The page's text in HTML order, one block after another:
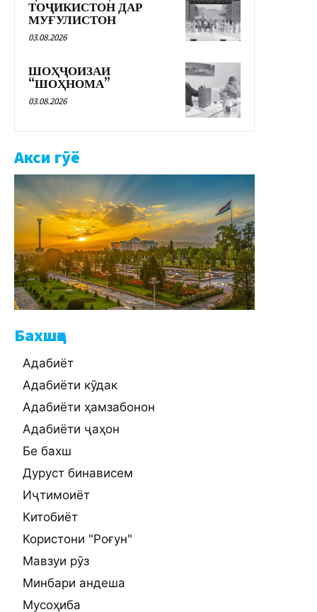
ТОҶИКИСТОН ДАР
МУҒУЛИСТОН
03.08.2026
ШОҲҶОИЗАИ
“ШОҲНОМА”
03.08.2026
Акси гӯё
Бахшҳо
Адабиёт
Адабиёти кӯдак
Адабиёти ҳамзабонон
Адабиёти ҷаҳон
Бе бахш
Дуруст бинависем
Иҷтимоиёт
Китобиёт
Користони "Роғун"
Мавзуи рӯз
Минбари андеша
Мусоҳиба